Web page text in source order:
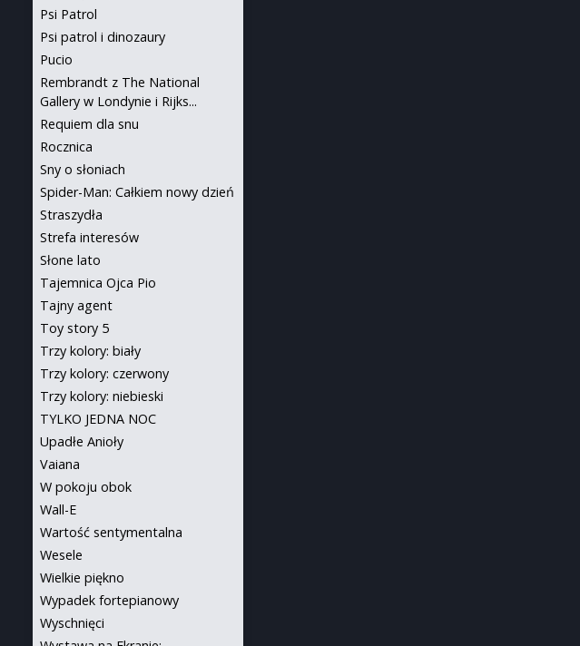
Psi Patrol
Psi patrol i dinozaury
Pucio
Rembrandt z The National
Gallery w Londynie i Rijks...
Requiem dla snu
Rocznica
Sny o słoniach
Spider-Man: Całkiem nowy dzień
Straszydła
Strefa interesów
Słone lato
Tajemnica Ojca Pio
Tajny agent
Toy story 5
Trzy kolory: biały
Trzy kolory: czerwony
Trzy kolory: niebieski
TYLKO JEDNA NOC
Upadłe Anioły
Vaiana
W pokoju obok
Wall-E
Wartość sentymentalna
Wesele
Wielkie piękno
Wypadek fortepianowy
Wyschnięci